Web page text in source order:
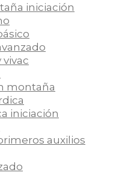
iniciación
montaña
iniciación
auxilios